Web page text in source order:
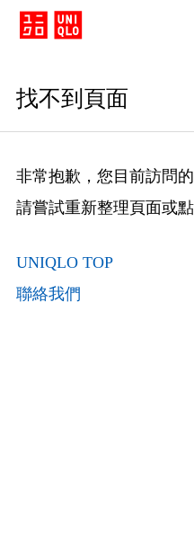
找不到頁面
非常抱歉，您目前訪問
請嘗試重新整理頁面或
UNIQLO TOP
聯絡我們